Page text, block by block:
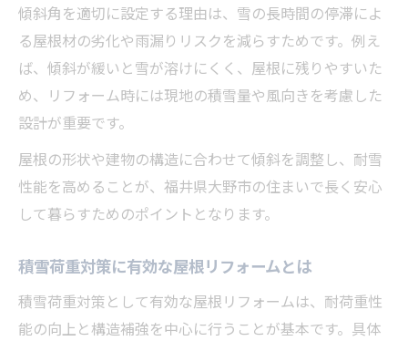
傾斜角を適切に設定する理由は、雪の長時間の停滞によ
る屋根材の劣化や雨漏りリスクを減らすためです。例え
ば、傾斜が緩いと雪が溶けにくく、屋根に残りやすいた
め、リフォーム時には現地の積雪量や風向きを考慮した
設計が重要です。
屋根の形状や建物の構造に合わせて傾斜を調整し、耐雪
性能を高めることが、福井県大野市の住まいで長く安心
して暮らすためのポイントとなります。
積雪荷重対策に有効な屋根リフォームとは
積雪荷重対策として有効な屋根リフォームは、耐荷重性
能の向上と構造補強を中心に行うことが基本です。具体